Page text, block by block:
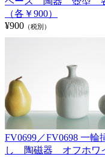
（各￥900）
¥900 （税別）
FV0699／FV0698 一輪
し 陶磁器 オフホワ